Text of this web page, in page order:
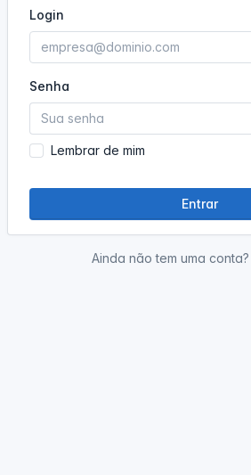
Login
Senha
Lembrar de mim
Entrar
Ainda não tem uma conta?